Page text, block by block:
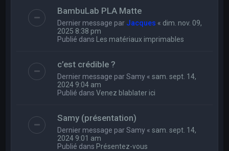
BambuLab PLA Matte
Dernier message par Jacques « dim. nov. 09,
2025 8:38 pm
Publié dans Les matériaux imprimables
c’est crédible ?
Dernier message parSamy «sam. sept. 14,
2024 9:04 am
Publié dansVenez blablater ici
Samy (présentation)
Dernier message parSamy «sam. sept. 14,
2024 9:01 am
Publié dans Présentez-vous